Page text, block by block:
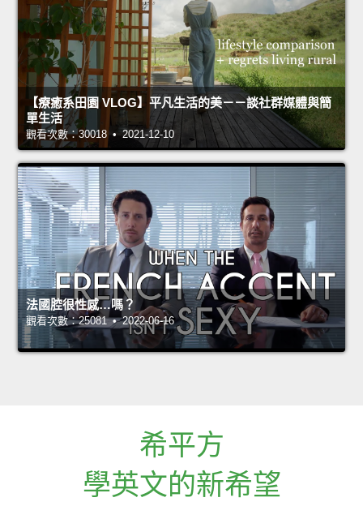
【療癒系田園 VLOG】平凡生活的美－－談社群媒體與簡
單生活
觀看次數：30018 • 2021-12-10
法國腔很性感…嗎？
觀看次數：25081 • 2022-06-16
希平方
學英文的新希望